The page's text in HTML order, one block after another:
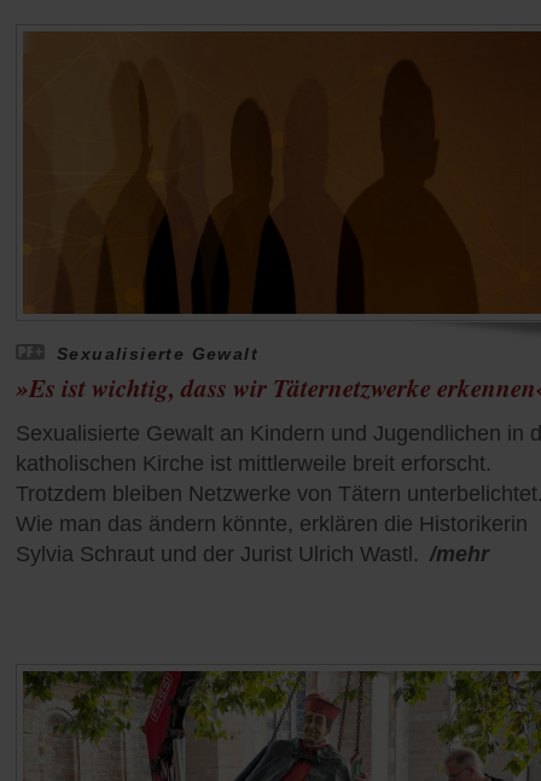
Sexualisierte Gewalt
»Es ist wichtig, dass wir Täternetzwerke
Sexualisierte Gewalt an Kindern und Jugendlichen in
katholischen Kirche ist mittlerweile breit erforscht.
Trotzdem bleiben Netzwerke von Tätern
Wie man das ändern könnte, erklären die Historikerin
Sylvia Schraut und der Jurist Ulrich Wastl. /mehr